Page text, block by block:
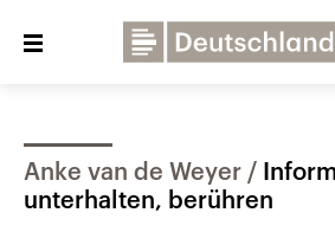
Close
Über uns Programme
Dialog und Kontakt
Anke van de Weyer
unterhalten, berühren